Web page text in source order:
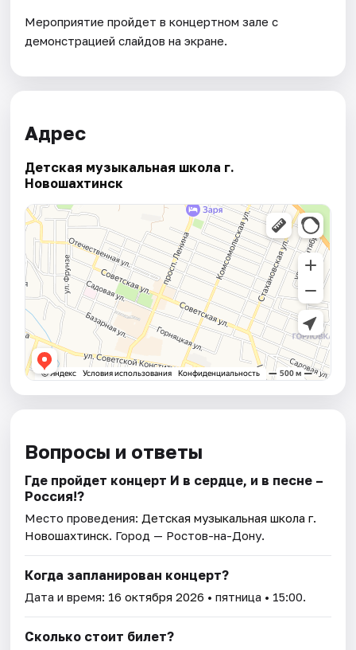
Мероприятие пройдет в концертном зале с
демонстрацией слайдов на экране.
Адрес
Детская музыкальная школа г.
Новошахтинск
Вопросы и ответы
Где пройдет концерт И в сердце, и в песне –
Россия!?
Место проведения: Детская музыкальная школа г.
Новошахтинск. Город — Ростов-на-Дону.
Когда запланирован концерт?
Дата и время: 16 октября 2026 • пятница • 15:00.
Сколько стоит билет?